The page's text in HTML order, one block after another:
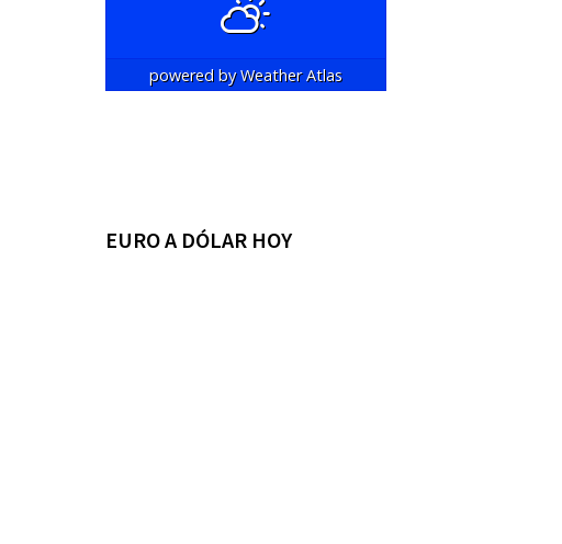
powered byWeather Atlas
EURO A DÓLAR HOY